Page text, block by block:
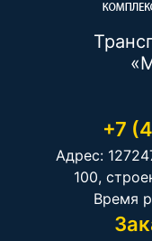
+7
Адрес:
100,
Время